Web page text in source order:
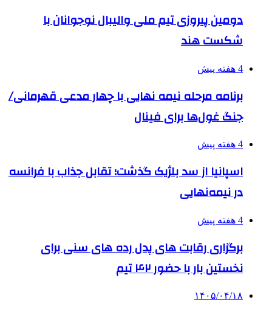
دومین پیروزی تیم ملی والیبال نوجوانان با
شکست هند
4 هفته پیش
برنامه مرحله نیمه نهایی با چهار مدعی قهرمانی/
جنگ غول‌ها برای فینال
4 هفته پیش
اسپانیا از سد بلژیک گذشت؛ تقابل جذاب با فرانسه
در نیمه‌نهایی
4 هفته پیش
برگزاری رقابت های پدل رده های سنی برای
نخستین بار با حضور ۴۲ تیم
۱۴۰۵/۰۴/۱۸